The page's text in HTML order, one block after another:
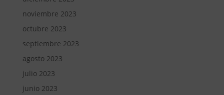
noviembre 2023
octubre 2023
septiembre 2023
agosto 2023
julio 2023
junio 2023